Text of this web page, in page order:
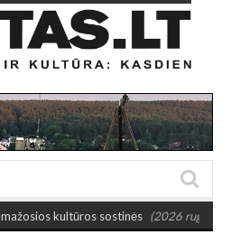
kultūros sostinės (2026 rugpjūčio 7)